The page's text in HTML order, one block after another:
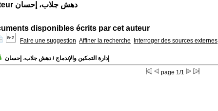
Auteur دهش جلاب، إحسان
disponibles écrits par cet auteur
Faire une suggestion Affiner la recherche Interroger des sources externes
إدارة التمكين والإندماج / دهش جلاب، إحسان
page 1/1